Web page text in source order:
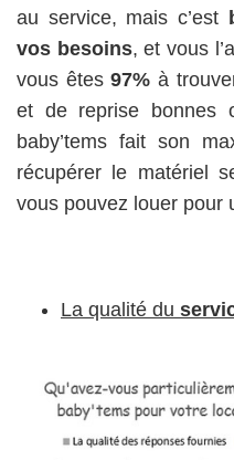
au service, mais c’est
vos besoins, et vous
vous êtes97% à
et de reprise bonnes
baby’tems fait son
récupérer le matériel
vous pouvez louer pour
La qualité du